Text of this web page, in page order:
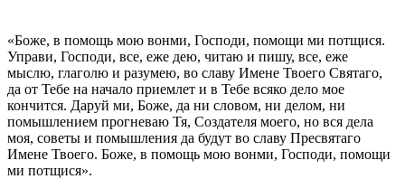
«Боже, в помощь мою вонми, Господи, помощи ми потщися.
Управи, Господи, все, еже дею, читаю и пишу, все, еже
мыслю, глаголю и разумею, во славу Имене Твоего Святаго,
да от Тебе на начало приемлет и в Тебе всяко дело мое
кончится. Даруй ми, Боже, да ни словом, ни делом, ни
помышлением прогневаю Тя, Создателя моего, но вся дела
моя, советы и помышления да будут во славу Пресвятаго
Имене Твоего. Боже, в помощь мою вонми, Господи, помощи
ми потщися».